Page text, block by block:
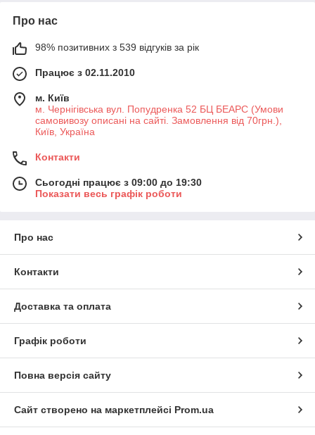
Про нас
98% позитивних з 539 відгуків за рік
Працює з 02.11.2010
м. Київ
м. Чернігівська вул. Попудренка 52 БЦ БЕАРС (Умови
самовивозу описані на сайті. Замовлення від 70грн.),
Київ, Україна
Контакти
Сьогодні працює з 09:00 до 19:30
Показати весь графік роботи
Про нас
Контакти
Доставка та оплата
Графік роботи
Повна версія сайту
Сайт створено на маркетплейсі Prom.ua